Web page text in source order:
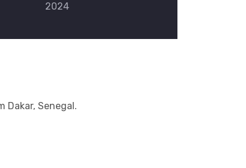
2024
Dakar, Senegal.